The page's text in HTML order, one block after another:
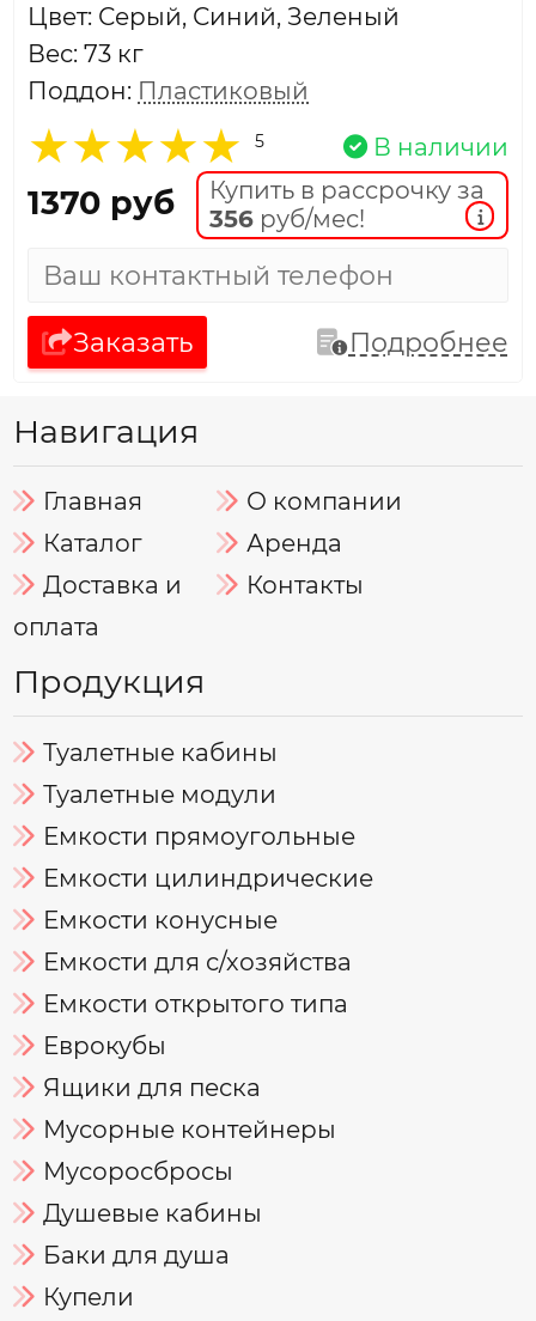
Цвет: Серый, Синий, Зеленый
Вес: 73 кг
Поддон: Пластиковый
5 В наличии
1370 руб
Купить в рассрочку за
356 руб/мес!
Заказать Подробнее
Навигация
Главная
О компании
Каталог
Аренда
Доставка и
оплата
Контакты
Продукция
Туалетные кабины
Туалетные модули
Емкости прямоугольные
Емкости цилиндрические
Емкости конусные
Емкости для с/хозяйства
Емкости открытого типа
Еврокубы
Ящики для песка
Мусорные контейнеры
Мусоросбросы
Душевые кабины
Баки для душа
Купели